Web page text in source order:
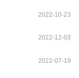
2022-10-23
2022-12-03
2022-07-19